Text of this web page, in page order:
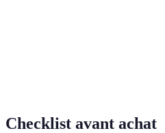
Checklist avant achat